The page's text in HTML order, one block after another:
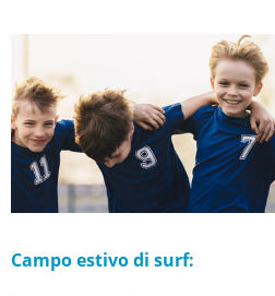
Campo estivo di surf: